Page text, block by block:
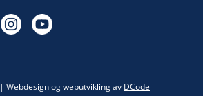
| Webdesign og webutvikling av DCode